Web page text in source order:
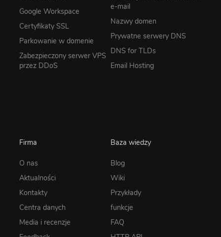
Google Workspace
Certyfikaty SSL
Parkowanie w domenie
Zabezpieczony serwer VPS
przez DDoS
e-mail
Nazwy domen
Prywatne serwery DNS
DNS for TLDs
Email Hosting
Firma
O nas
Aktualności
Kontakty
Centra danych
Media i recenzje
Baza wiedzy
Blog
Wiki
Przykłady
funkcje
FAQ